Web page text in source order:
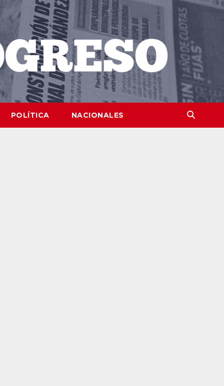
POLÍTICA NACIONALES